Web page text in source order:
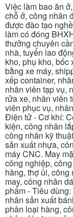
Việc làm bao ăn
chỗ ở, công nhân
được đào tạo
làm có đóng
thưởng chuyên
nhà, tuyển lao
kho, phụ kho, bốc
bằng xe máy,
xếp container,
nhân viên tạp vụ,
rửa xe, nhân viên
viên phục vụ,
Điện tử - Cơ khí:
kiện, công nhân
công nhân kỹ
sản xuất nhựa,
máy CNC. May
công nghiệp,
hàng, thợ ủi,
may, công nhân
phẩm - Tiêu
nhân sản xuất
phân loại hàng,